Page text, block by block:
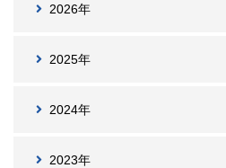
2026年
2025年
2024年
2023年